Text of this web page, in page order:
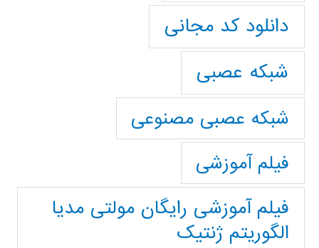
دانلود کد مجانی
شبکه عصبی
شبکه عصبی مصنوعی
فیلم آموزشی
فیلم آموزشی رایگان مولتی مدیا
الگوریتم ژنتیک